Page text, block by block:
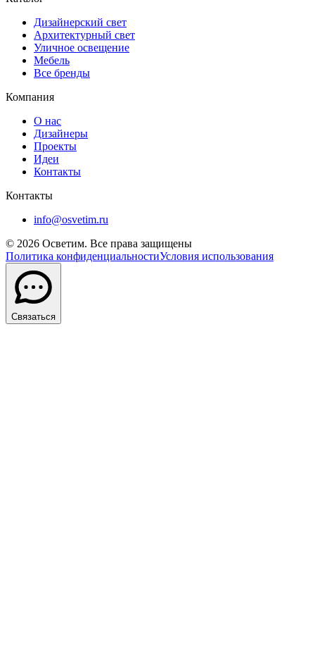
Дизайнерский свет
Архитектурный свет
Уличное освещение
Мебель
Все бренды
Компания
О нас
Дизайнеры
Проекты
Идеи
Контакты
Контакты
info@osvetim.ru
© 2026 Осветим. Все права защищены
Политика конфиденциальностиУсловия использования
Связаться